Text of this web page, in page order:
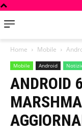
Home Mobile
Mobile Android
ANDROID